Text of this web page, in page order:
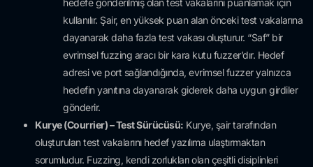
hedefe gönderilmiş olan test vakalarını puanlamak için
kullanılır. Şair, en yüksek puan alan önceki test vakalarına
dayanarak daha fazla test vakası oluşturur. “Saf” bir
evrimsel fuzzing aracı bir kara kutu fuzzer’dır. Hedef
adresi ve port sağlandığında, evrimsel fuzzer yalnızca
hedefin yanıtına dayanarak giderek daha uygun girdiler
gönderir.
Kurye (Courrier) – Test Sürücüsü: Kurye, şair tarafından
oluşturulan test vakalarını hedef yazılıma ulaştırmaktan
sorumludur. Fuzzing, kendi zorlukları olan çeşitli disiplinleri